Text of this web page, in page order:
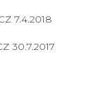
7.4.2018
30.7.2017